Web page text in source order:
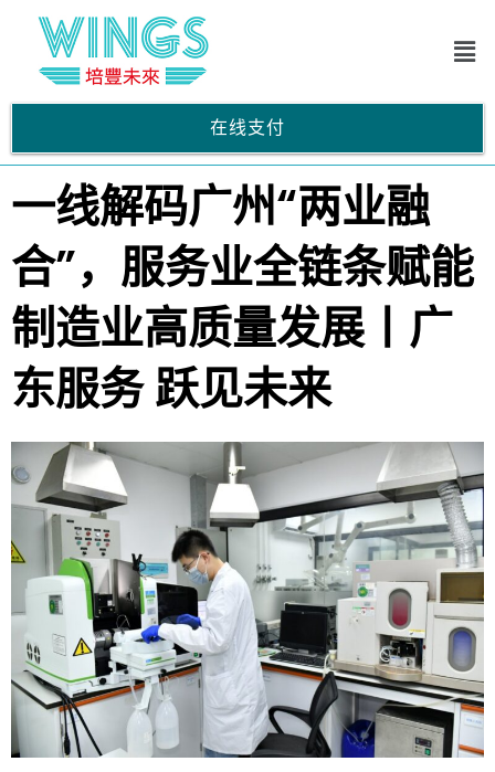
在线支付
一线解码广州“两业融
合”，服务业全链条赋能
制造业高质量发展丨广
东服务 跃见未来